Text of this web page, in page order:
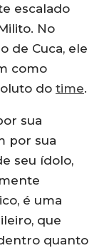
escalado
No
de Cuca, ele
como
do time.
sua
por sua
seu ídolo,
é uma
que
quanto